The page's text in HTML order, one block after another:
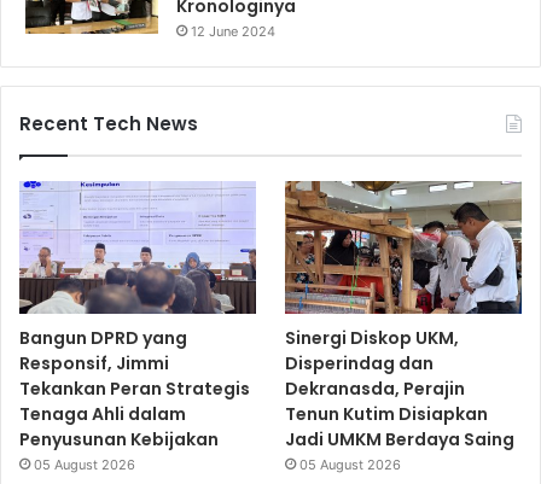
Kronologinya
12 June 2024
Recent Tech News
Bangun DPRD yang
Responsif, Jimmi
Tekankan Peran Strategis
Tenaga Ahli dalam
Penyusunan Kebijakan
05 August 2026
Sinergi Diskop UKM,
Disperindag dan
Dekranasda, Perajin
Tenun Kutim Disiapkan
Jadi UMKM Berdaya Saing
05 August 2026